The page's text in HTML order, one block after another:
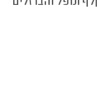
ונופל והברזלים